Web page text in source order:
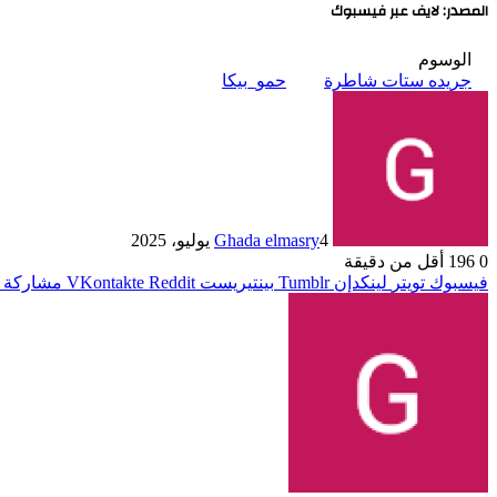
المصدر: لايف عبر فيسبوك
الوسوم
جريده ستات شاطرة
حمو_بيكا
Ghada elmasry4 يوليو، 2025
0
أقل من دقيقة
فيسبوك تويتر لينكدإن بينتيريست مشاركة